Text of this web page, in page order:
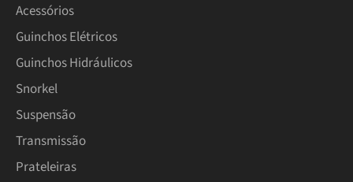
Acessórios
Guinchos Elétricos
Guinchos Hidráulicos
Snorkel
Suspensão
Transmissão
Prateleiras